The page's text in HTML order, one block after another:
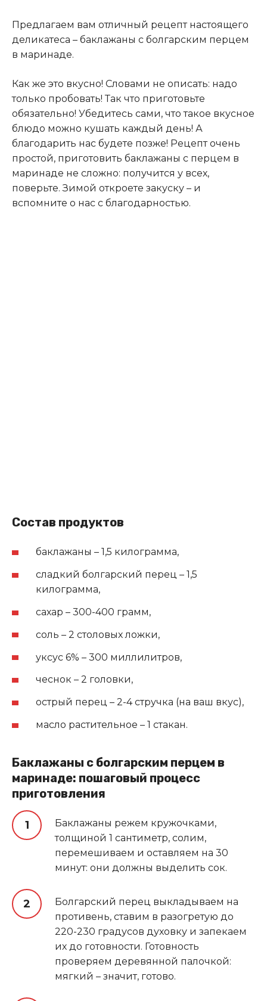
Предлагаем вам отличный рецепт настоящего
деликатеса – баклажаны с болгарским перцем
в маринаде.
Как же это вкусно! Словами не описать: надо
только пробовать! Так что приготовьте
обязательно! Убедитесь сами, что такое вкусное
блюдо можно кушать каждый день! А
благодарить нас будете позже! Рецепт очень
простой, приготовить баклажаны с перцем в
маринаде не сложно: получится у всех,
поверьте. Зимой откроете закуску – и
вспомните о нас с благодарностью.
Состав продуктов
баклажаны – 1,5 килограмма,
сладкий болгарский перец – 1,5
килограмма,
сахар – 300-400 грамм,
соль – 2 столовых ложки,
уксус 6% – 300 миллилитров,
чеснок – 2 головки,
острый перец – 2-4 стручка (на ваш вкус),
масло растительное – 1 стакан.
Баклажаны с болгарским перцем в
маринаде: пошаговый процесс
приготовления
Баклажаны режем кружочками,
толщиной 1 сантиметр, солим,
перемешиваем и оставляем на 30
минут: они должны выделить сок.
Болгарский перец выкладываем на
противень, ставим в разогретую до
220-230 градусов духовку и запекаем
их до готовности. Готовность
проверяем деревянной палочкой:
мягкий – значит, готово.